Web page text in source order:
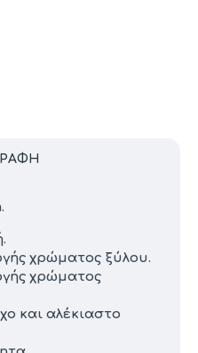
χρώματος ξύλου.
χρώματος
και αλέκιαστο